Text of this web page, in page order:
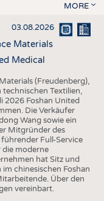
MORE
03.08.2026
Materials
Medical
(Freudenberg),
Textilien,
2026 Foshan United
Die Verkäufer
Wang sowie ein
Mitgründer des
Full-Service
moderne
hat Sitz und
chinesischen Foshan
Über den
vereinbart.